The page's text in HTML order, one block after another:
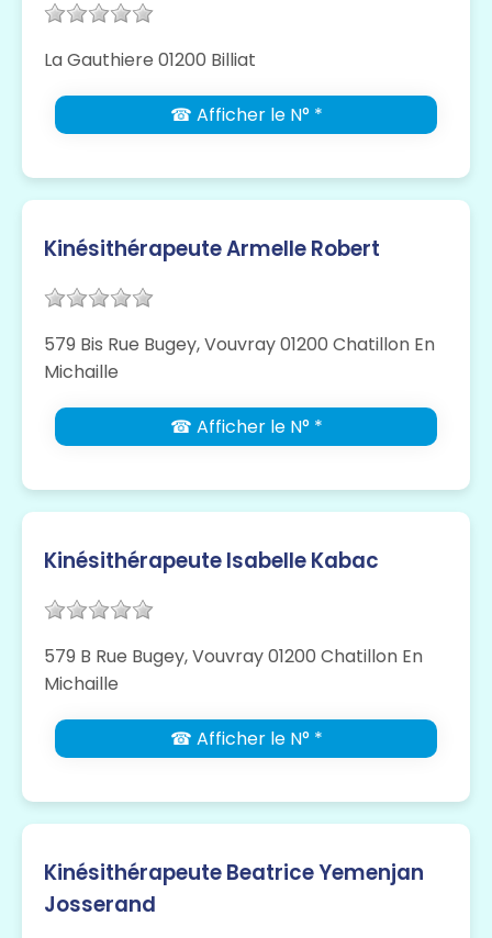
La Gauthiere 01200 Billiat
☎ Afficher le N° *
Kinésithérapeute Armelle Robert
579 Bis Rue Bugey, Vouvray 01200 Chatillon En
Michaille
☎ Afficher le N° *
Kinésithérapeute Isabelle Kabac
579 B Rue Bugey, Vouvray 01200 Chatillon En
Michaille
☎ Afficher le N° *
Kinésithérapeute Beatrice Yemenjan
Josserand